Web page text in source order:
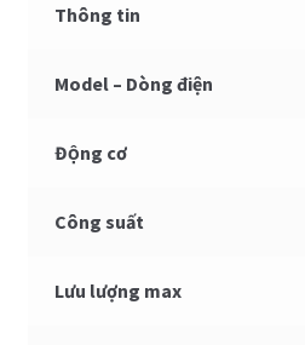
Thông tin
Model – Dòng điện
Động cơ
Công suất
Lưu lượng max